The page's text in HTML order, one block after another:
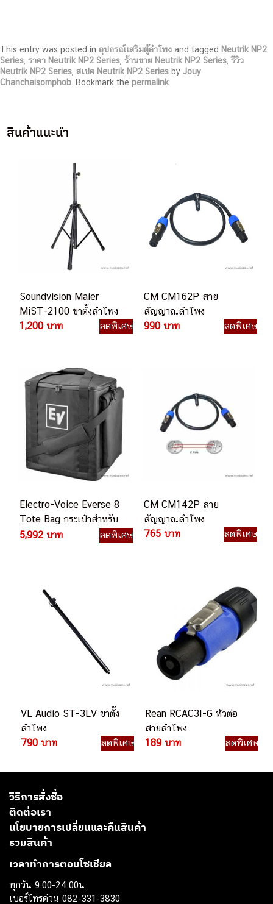
This entry was posted in อุปกรณ์เสริมตู้ลำโพง and tagged Neutrik NP2
Series, ราคา Neutrik NP2 Series, ร้านขาย Neutrik NP2 Series,รีวิว
Neutrik NP2 Series, สเปค Neutrik NP2 Series by Jouy
Chanchaisomphob. Bookmark the permalink.
สินค้าแนะนำ
Soundvision Maier
MiST-2100 ขาตั้งลำโพง
1,200 บาท
ลดพิเศษ
CM CM162P สาย
สัญญาณลำโพง
990 บาท
ลดพิเศษ
Electro-Voice Everse 8
Tote Bag กระเป๋าสำหรับ
ใส่ลำโพง Electro-Voice
5,992 บาท ลดพิเศษ
CM CM142P สาย
สัญญาณลำโพง
765 บาท
ลดพิเศษ
VL Audio ST-3LV ขาตั้ง
ลำโพง
790 บาท
ลดพิเศษ
Rean RCAC3I-G หัวต่อ
สายลำโพง
189 บาท
ลดพิเศษ
วิธีการสั่งซื้อ
ติดต่อเรา
นโยบายการเปลี่ยนและคืนสินค้า
รวมสินค้า
เวลาทำการตอบโซเชียล
ทุกวัน 9.00-24.00น.
เบอร์โทรด่วน 082-331-3830